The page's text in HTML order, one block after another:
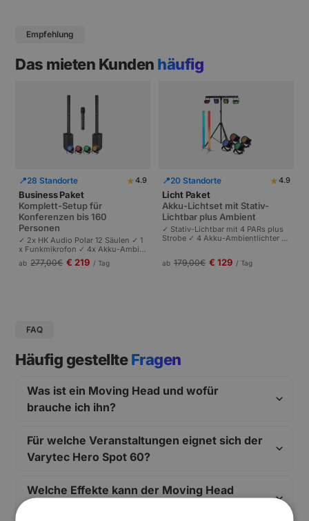
Empfehlung
Das mieten Kunden häufig
📍28 Standorte ★4.9
Business Paket
Komplett-Setup für
Konferenzen bis 160
Personen
✓ 2x HK Audio Polar 12 Säulen ✓ 1
x Funkmikrofon ✓ 4x Akku-Ambie
ntlichter | Komplettes Setup für Ta
gungen und Pressekonferenzen |
ab 277,00€ € 219 / Tag
📍20 Standorte ★4.9
Licht Paket
Akku-Lichtset mit Stativ-
Lichtbar plus Ambient
✓ Stativ-Lichtbar mit 4 PARs plus
Strobe ✓ 4 Akku-Ambientlichter ✓
ersonen.
ab 179,00€ € 129 / Tag
FAQ
Häufig gestellteFragen
Was ist ein Moving Head und wofür
brauche ich ihn?
Für welche Veranstaltungen eignet sich der
Varytec Hero Spot 60?
Welche Effekte kann der Moving Head